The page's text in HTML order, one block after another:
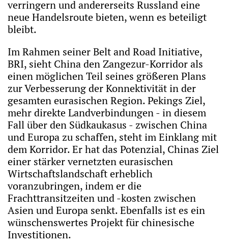
verringern und andererseits Russland eine
neue Handelsroute bieten, wenn es beteiligt
bleibt.
Im Rahmen seiner Belt and Road Initiative,
BRI, sieht China den Zangezur-Korridor als
einen möglichen Teil seines größeren Plans
zur Verbesserung der Konnektivität in der
gesamten eurasischen Region. Pekings Ziel,
mehr direkte Landverbindungen - in diesem
Fall über den Südkaukasus - zwischen China
und Europa zu schaffen, steht im Einklang mit
dem Korridor. Er hat das Potenzial, Chinas Ziel
einer stärker vernetzten eurasischen
Wirtschaftslandschaft erheblich
voranzubringen, indem er die
Frachttransitzeiten und -kosten zwischen
Asien und Europa senkt. Ebenfalls ist es ein
wünschenswertes Projekt für chinesische
Investitionen.